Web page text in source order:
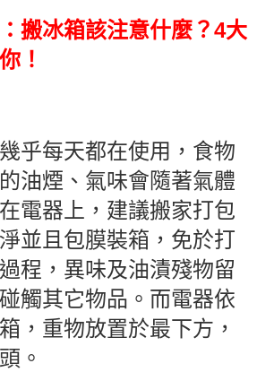
搬冰箱該注意什麼？4大
！
乎每天都在使用，食物
油煙、氣味會隨著氣體
電器上，建議搬家打包
並且包膜裝箱，免於打
程，異味及油漬殘物留
觸其它物品。而電器依
，重物放置於最下方，
。